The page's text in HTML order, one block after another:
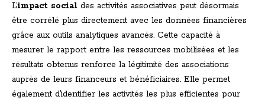
L’impact social des activités associatives peut désormais
être corrélé plus directement avec les données financières
grâce aux outils analytiques avancés. Cette capacité à
mesurer le rapport entre les ressources mobilisées et les
résultats obtenus renforce la légitimité des associations
auprès de leurs financeurs et bénéficiaires. Elle permet
également d’identifier les activités les plus efficientes pour